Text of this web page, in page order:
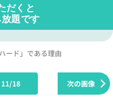
だくと
題です
ード」である理由
次の画像
11/18